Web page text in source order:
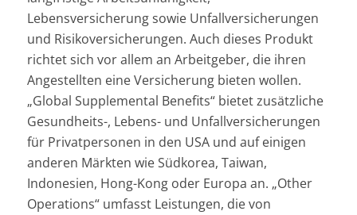
Lebensversicherung sowie Unfallversicherungen
und Risikoversicherungen. Auch dieses Produkt
richtet sich vor allem an Arbeitgeber, die ihren
Angestellten eine Versicherung bieten wollen.
„Global Supplemental Benefits“ bietet zusätzliche
Gesundheits-, Lebens- und Unfallversicherungen
für Privatpersonen in den USA und auf einigen
anderen Märkten wie Südkorea, Taiwan,
Indonesien, Hong-Kong oder Europa an. „Other
Operations“ umfasst Leistungen, die von